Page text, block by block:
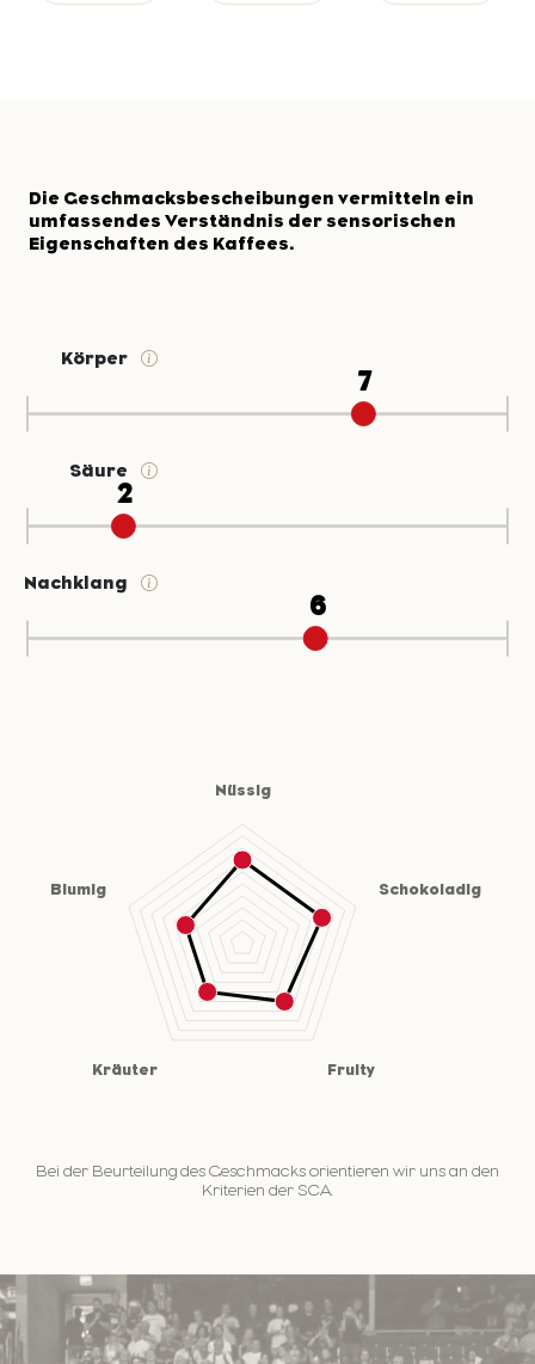
Die Geschmacksbescheibungen vermitteln ein
umfassendes Verständnis der sensorischen
Eigenschaften des Kaffees.
Körper
Säure
Nachklang
Bei der Beurteilung des Geschmacks orientieren wir uns an den
Kriterien der SCA.